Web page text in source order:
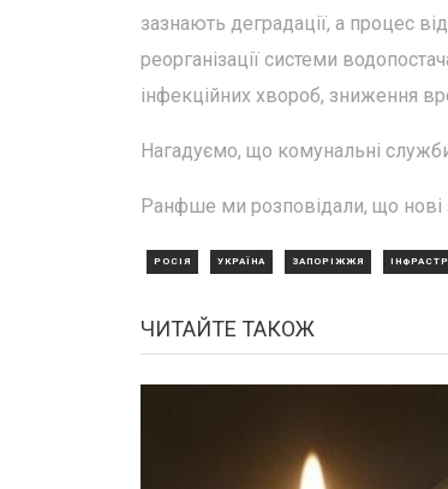
зазнають деградації, а процес
реорганізації системи
інфекційних хвороб, зниження
Нагадуємо, що комунальні
Ранфше ми розповідали, що нові
РОСІЯ УКРАЇНА ЗАПОРІЖЖЯ
ЧИТАЙТЕ ТАКОЖ